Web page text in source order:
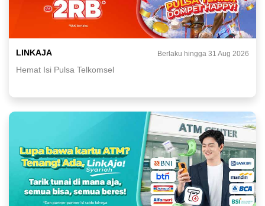
LINKAJA Berlaku hingga 31 Aug 2026
Hemat Isi Pulsa Telkomsel